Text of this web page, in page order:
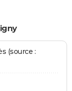
(source :